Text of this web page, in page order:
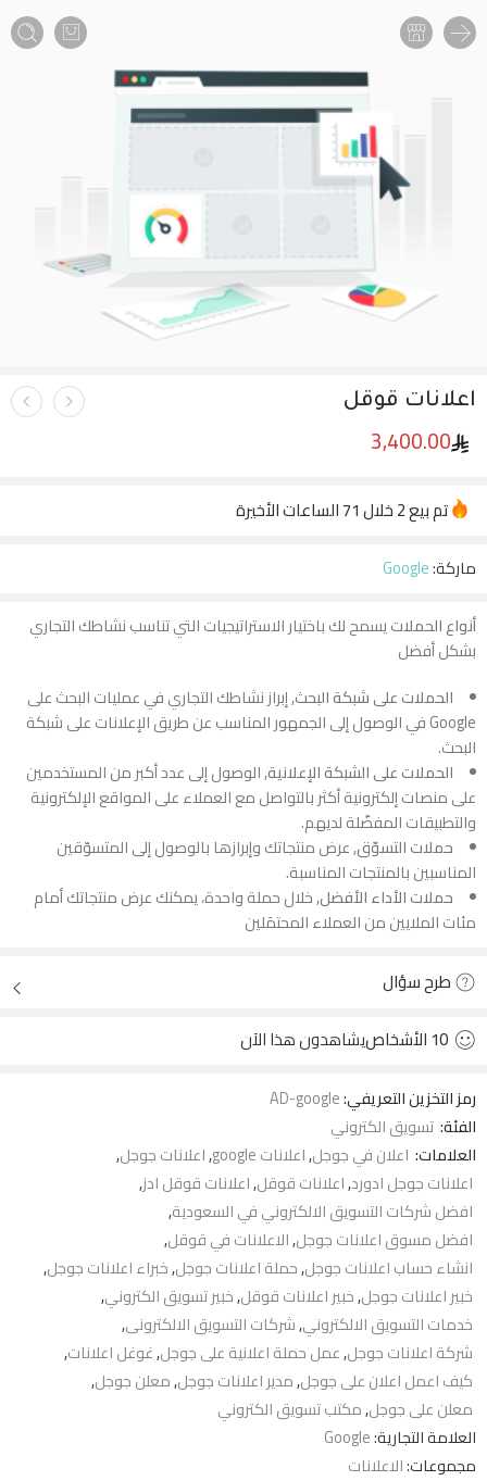
اعلانات قوقل
3,400.00
تم بيع 2 خلال 71 الساعات الأخيرة
ماركة:Google
أنواع الحملاتيسمح لك باختيار الاستراتيجيات التي تناسب نشاطك التجاري
بشكل أفضل
الحملات على شبكة البحث, إبراز نشاطك التجاري في عمليات البحث على
Google في الوصول إلى الجمهور المناسب عن طريق الإعلانات على شبكة
البحث.
الحملات على الشبكة الإعلانية, الوصول إلى عدد أكبر من المستخدمين
على منصات إلكترونية أكثر بالتواصل مع العملاء على المواقع الإلكترونية
والتطبيقات المفضّلة لديهم.
حملات التسوّق, عرض منتجاتك وإبرازها بالوصول إلى المتسوّقين
المناسبين بالمنتجات المناسبة.
حملات الأداء الأفضل, خلال حملة واحدة، يمكنك عرض منتجاتك أمام
مئات الملايين من العملاء المحتمَلين
طرح سؤال
10الأشخاصيشاهدون هذا الآن
رمز التخزين التعريفي:AD-google
الفئة: تسويق الكتروني
العلامات: اعلان في جوجل,اعلانات google ,اعلانات جوجل,
اعلانات جوجل ادورد,اعلانات قوقل,اعلانات قوقل ادز,
افضل شركات التسويق الالكتروني في السعودية,
افضل مسوق اعلانات جوجل,الاعلانات في قوقل,
انشاء حساب اعلانات جوجل,حملة اعلانات جوجل,خبراء اعلانات جوجل,
خبير اعلانات جوجل,خبير اعلانات قوقل,خبير تسويق الكتروني,
خدمات التسويق الالكتروني,شركات التسويق الالكترونى,
شركة اعلانات جوجل,عمل حملة اعلانية على جوجل,غوغل اعلانات,
كيف اعمل اعلان على جوجل,مدير اعلانات جوجل,معلن جوجل,
معلن على جوجل,مكتب تسويق الكتروني
العلامة التجارية:Google
مجموعات:الاعلانات